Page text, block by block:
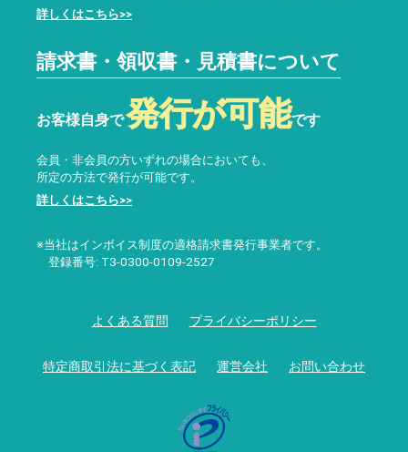
詳しくはこちら>>
請求書・領収書・見積書について
お客様自身で発行が可能です
会員・非会員の方いずれの場合においても、
所定の方法で発行が可能です。
詳しくはこちら>>
※当社はインボイス制度の適格請求書発行事業者です。
登録番号: T3-0300-0109-2527
よくある質問 プライバシーポリシー
特定商取引法に基づく表記 運営会社 お問い合わせ